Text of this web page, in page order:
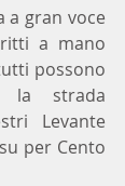
a gran voce
a mano
possono
la strada
Levante
per Cento